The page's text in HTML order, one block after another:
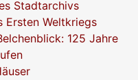
Stadtarchivs
Ersten Weltkriegs
125 Jahre